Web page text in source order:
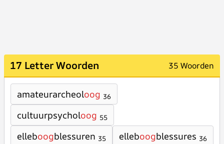
17 Letter Woorden 35 Woorden
amateurarcheoloog 36
cultuurpsycholoog 55
elleboogblessuren 35 elleboogblessures 36